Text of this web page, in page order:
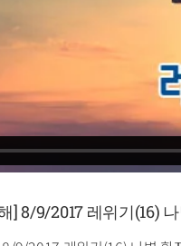
] 8/9/2017 레위기(16)